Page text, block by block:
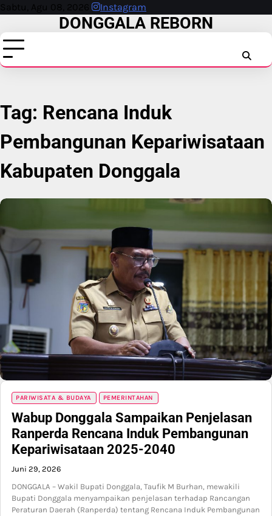
Skip
content
Sabtu, Agu 08, 2026 Instagram
DONGGALA REBORN
Tag: Rencana Induk
Pembangunan Kepariwisataan
Kabupaten Donggala
PARIWISATA & BUDAYA PEMERINTAHAN
Wabup Donggala Sampaikan Penjelasan
Ranperda Rencana Induk Pembangunan
Kepariwisataan 2025-2040
Juni 29, 2026
DONGGALA – Wakil Bupati Donggala, Taufik M Burhan, mewakili
Bupati Donggala menyampaikan penjelasan terhadap Rancangan
Peraturan Daerah (Ranperda) tentang Rencana Induk Pembangunan